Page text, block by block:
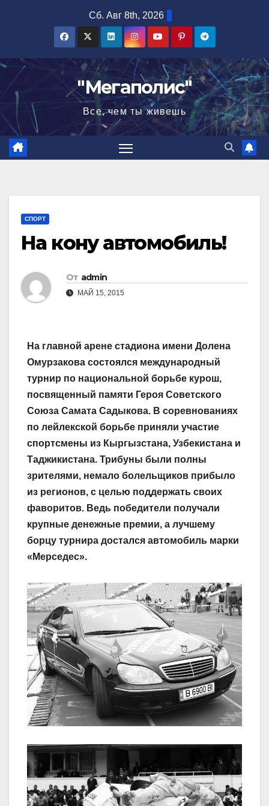
Сб. Авг 8th, 2026
"Мегаполис"
Все, чем ты живешь
СПОРТ
На кону автомобиль!
От admin
МАЙ 15, 2015
На главной арене стадиона имени Долена
Омурзакова состоялся международный
турнир по национальной борьбе курош,
посвященный памяти Героя Советского
Союза Самата Садыкова. В соревнованиях
по лейлекской борьбе приняли участие
спортсмены из Кыргызстана, Узбекистана и
Таджикистана. Трибуны были полны
зрителями, немало болельщиков прибыло
из регионов, с целью поддержать своих
фаворитов. Ведь победители получали
крупные денежные премии, а лучшему
борцу турнира достался автомобиль марки
«Мерседес».